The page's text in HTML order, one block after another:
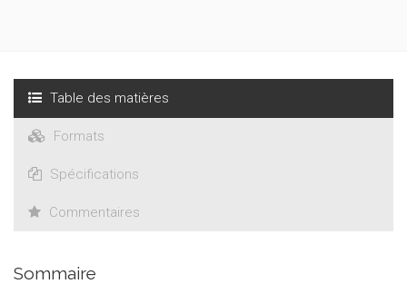
Table des matières
Formats
Spécifications
Commentaires
Sommaire